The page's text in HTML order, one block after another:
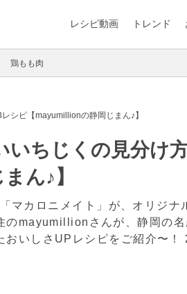
レシピ動画 トレンド
鶏もも肉
シピ【mayumillionの静岡じまん♪】
いちじくの見分け
ん♪】
マカロニメイト」が、オリジナ
のmayumillionさんが、静岡の
おいしさUPレシピをご紹介〜！